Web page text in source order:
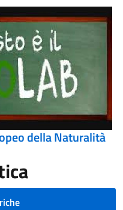
della Naturalità